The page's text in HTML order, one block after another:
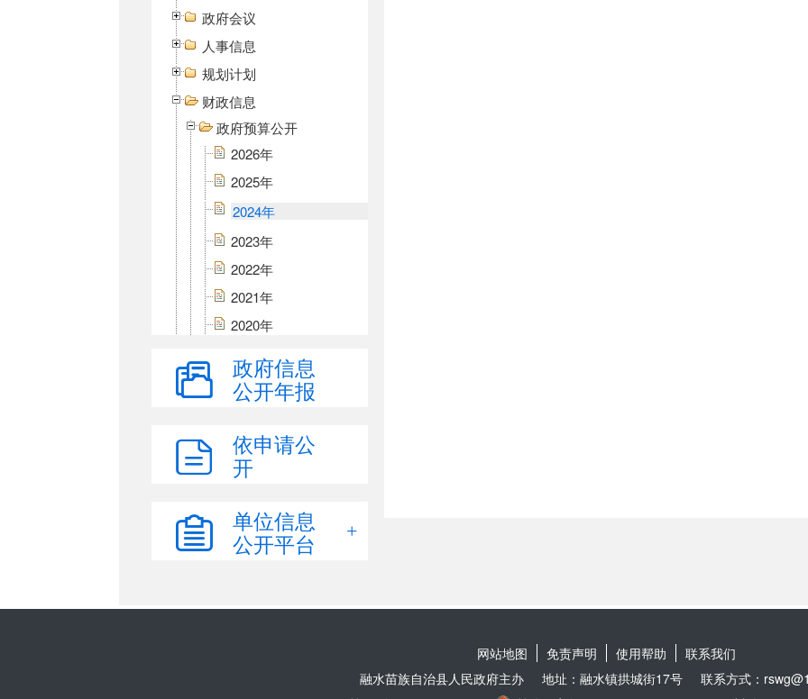
政府会议
人事信息
规划计划
财政信息
政府预算公开
2026年
2025年
2024年
2023年
2022年
2021年
2020年
2018年
2016年
2015年
部门预算公开
部门决算公开
财政专项资金
政府信息
公开年报
依申请公
开
单位信息
公开平台
网站地图 免责声明 使用帮助
联系我们
融水苗族自治县人民政府主办
地址：融水镇拱城街17号
联系方式：